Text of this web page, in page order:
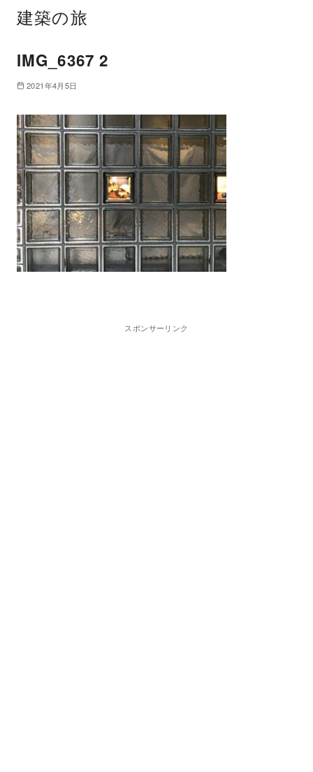
建築の旅
IMG_6367 2
2021年4月5日
スポンサーリンク